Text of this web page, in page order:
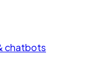
chatbots